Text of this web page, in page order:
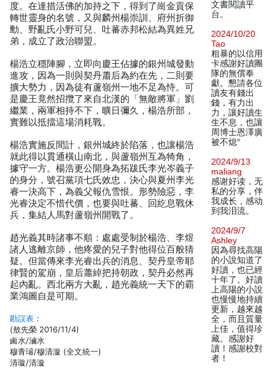
度。在達措活佛的加持之下，得到了崗金貢保
轉世靈身的名號，又與麟州楊崇訓、府州折御
勳、野亂氏小野可兒、吐蕃赤邦松結為異姓兄
弟，成立了政治聯盟。
楊浩立穩陣腳，立即向慶王佔據的銀州城發動
進攻，因為一則與契丹蕭后為約在先，二則要
擴大勢力，因為徒有蘆嶺州一地不足為恃。可
是慶王竟然招攬了來自北漢的「無敵將軍」劉
繼業，兩軍相持不下，曠日彌久，楊浩所部，
實難以抵擋這場消耗戰。
楊浩實施反間計，銀州城終於陷落，也讓楊浩
就此得以貫通橫山南北，與蘆嶺州互為犄角，
據守一方。楊浩更公開身為拓跋氏李光岑義子
的身分，號召黨項七氏效忠，決心與夏州李光
睿一決高下，為義父報仇雪恨。形勢險惡，李
光睿決定不惜代價，也要與吐蕃、回紇息戰休
兵，集結人馬對蘆嶺州開戰了。
趙光義其時諸事不順：處處受制於楊浩、李煜
諸人逃離京師，他疼愛的兒子對他得位百般猜
疑。但當傳來李光睿出兵的消息、契丹皇帝耶
律賢的駕崩，皇后蕭綽把持朝政，契丹必然再
起內亂。西北兩方大亂，趙光義統一天下的霸
業鴻圖自是可期。
勘誤表 ：
(敖先榮 2016/11/4)
鹵水/滷水
穆青璿/穆清漩 (全文統一)
清璇/清漩
文書閱讀平
台。
2024/10/20
Tao
粗暴的以信用
卡感謝好讀團
隊的無償奉
獻。懇請各位
讀友有錢出
錢，有力出
力，讓好讀生
生不息，也讓
周博士恩澤廣
被不熄°
2024/9/13
maliang
感谢好读，无
私的分享，伴
我成长，感动
到我泪流。
2024/9/7
Ashley
因為尋找高陽
的小說知道了
好讀，也已經
十年了。好讀
上高陽的小說
也慢慢地持續
更新，越來越
全，而且質量
上佳，值得珍
藏。感謝好
讀！感謝校對
者！